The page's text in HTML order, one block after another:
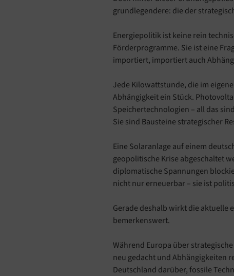
grundlegendere: die der
Energiepolitik ist keine rein
Förderprogramme. Sie ist eine
importiert, importiert auch
Jede Kilowattstunde, die im
Abhängigkeit ein Stück.
Speichertechnologien – all das
Sie sind Bausteine strategischer
Eine Solaranlage auf einem
geopolitische Krise abgeschaltet
diplomatische Spannungen
nicht nur erneuerbar – sie ist
Gerade deshalb wirkt die aktuelle
bemerkenswert.
Während Europa über
neu gedacht und Abhängigkeiten
Deutschland darüber, fossile